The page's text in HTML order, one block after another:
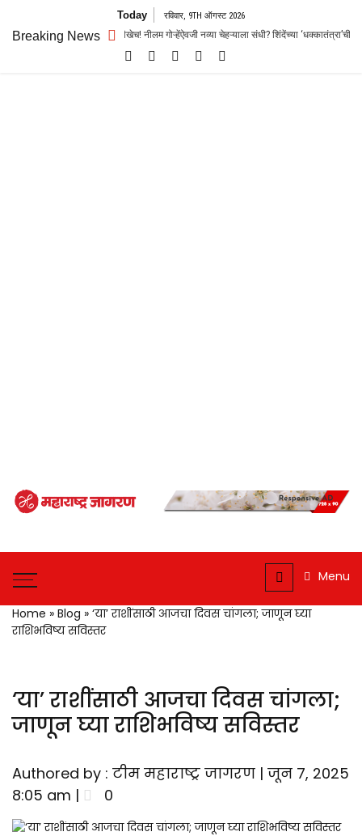
content
Today रविवार, 9TH ऑगस्ट 2026
Breaking News
जोरदार रस्सीखेच! नीलम गोऱ्हेंऐवजी नव्या चेहऱ्याला संधी? शिंदेंच्या ‘धक्कातंत्रा’ची चर्चा
Maharashtra
Trusted
Marathi
Updates
Trusted
Companion for the
Latest News
Menu
Home » Blog » ‘या’ राशींसाठी आजचा दिवस चांगला; जाणून घ्या
राशिभविष्य सविस्तर
‘या’ राशींसाठी आजचा दिवस चांगला;
जाणून घ्या राशिभविष्य सविस्तर
Authored by : टीम महाराष्ट्र जागरण | जून 7, 2025
8:05 am |
0